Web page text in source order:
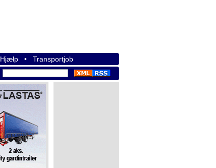
Hjælp • Transportjob